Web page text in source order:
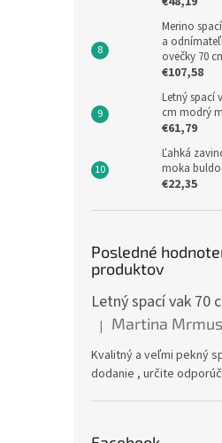
Merino
a
ovečky 70
€107,58
Letný spací
cm modrý
€61,79
Ľahká
moka
€22,35
Posledné
produktov
Hodnotenie produktu je
| Martina
Kvalitný a veľmi pekný
dodanie , určite